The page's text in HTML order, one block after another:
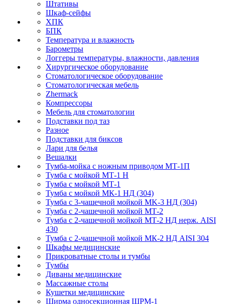
Штативы
Шкаф-сейфы
ХПК
БПК
Температура и влажность
Барометры
Логгеры температуры, влажности, давления
Хирургическое оборудование
Стоматологическое оборудование
Стоматологическая мебель
Zhermack
Компрессоры
Мебель для стоматологии
Подставки под таз
Разное
Подставки для биксов
Лари для белья
Вешалки
Тумба-мойка с ножным приводом МТ-1П
Тумба с мойкой МТ-1 Н
Тумба с мойкой МТ-1
Тумба с мойкой МК-1 НД (304)
Тумба с 3-чашечной мойкой МK-3 НД (304)
Тумба с 2-чашечной мойкой МТ-2
Тумба с 2-чашечной мойкой МТ-2 НД нерж. AISI
430
Тумба с 2-чашечной мойкой МК-2 НД AISI 304
Шкафы медицинские
Прикроватные столы и тумбы
Тумбы
Диваны медицинские
Массажные столы
Кушетки медицинские
Ширма односекционная ШРМ-1